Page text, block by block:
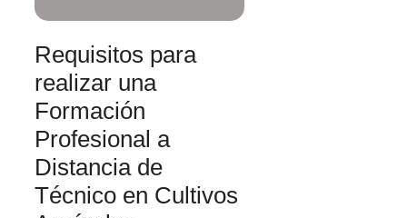
Requisitos para
realizar una
Formación
Profesional a
Distancia de
Técnico en Cultivos